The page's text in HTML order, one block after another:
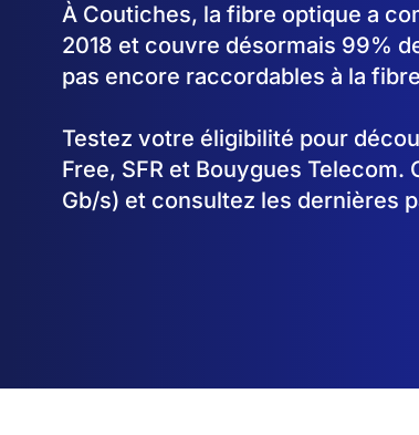
À Coutiches, la fibre optique a
2018 et couvre désormais 99%
pas encore raccordables à la
Testez votre éligibilité pour
Free, SFR et Bouygues
Gb/s) et consultez les dernières